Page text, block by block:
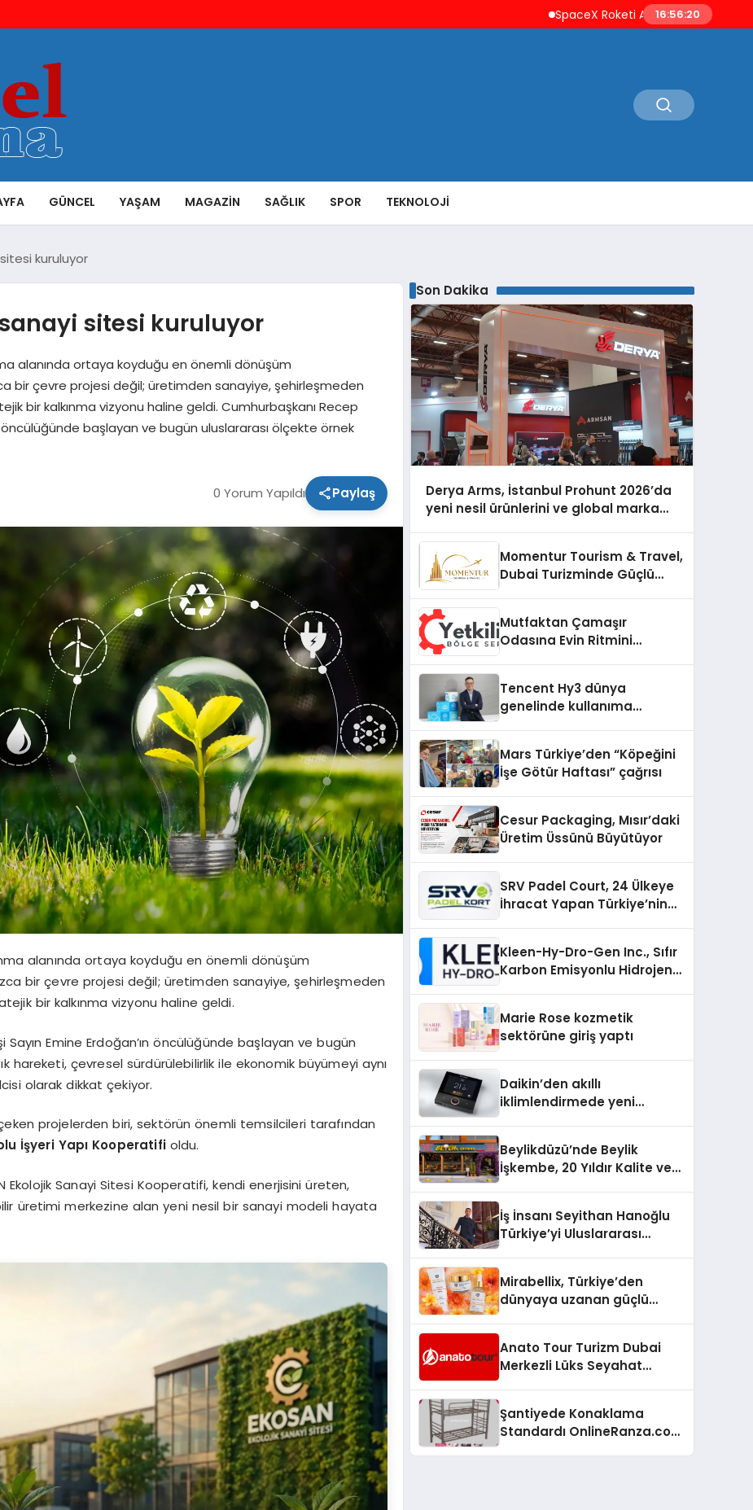
SpaceX Roketi Ay’a Çarptı Uzay Çöpleri
16:56:21
GÜNCEL YAŞAM MAGAZIN SAĞLIK SPOR TEKNOLOJI
kuruluyor
sitesi kuruluyor
alanında ortaya koyduğu en önemli dönüşüm
bir çevre projesi değil; üretimden sanayiye, şehirleşmeden
bir kalkınma vizyonu haline geldi. Cumhurbaşkanı Recep
öncülüğünde başlayan ve bugün uluslararası ölçekte örnek
0 Yorum Yapıldı Paylaş
alanında ortaya koyduğu en önemli dönüşüm
bir çevre projesi değil; üretimden sanayiye, şehirleşmeden
bir kalkınma vizyonu haline geldi.
Sayın Emine Erdoğan’ın öncülüğünde başlayan ve bugün
hareketi, çevresel sürdürülebilirlik ile ekonomik büyümeyi aynı
olarak dikkat çekiyor.
projelerden biri, sektörün önemli temsilcileri tarafından
İşyeri Yapı Kooperatifioldu.
Ekolojik Sanayi Sitesi Kooperatifi, kendi enerjisini üreten,
üretimi merkezine alan yeni nesil bir sanayi modeli hayata
Son Dakika
Derya Arms, İstanbul Prohunt 2026’da
yeni nesil ürünlerini ve global marka
Momentur Tourism & Travel,
Dubai Turizminde Güçlü
Mutfaktan Çamaşır
Odasına Evin Ritmini
Destek Deneyimi
Tencent Hy3 dünya
genelinde kullanıma
Mars Türkiye’den “Köpeğini
İşe Götür Haftası” çağrısı
Cesur Packaging, Mısır’daki
Üretim Üssünü Büyütüyor
SRV Padel Court, 24 Ülkeye
İhracat Yapan Türkiye’nin
Kleen-Hy-Dro-Gen Inc., Sıfır
Karbon Emisyonlu Hidrojen
Aldı
Marie Rose kozmetik
sektörüne giriş yaptı
Daikin’den akıllı
iklimlendirmede yeni
Beylikdüzü’nde Beylik
İşkembe, 20 Yıldır Kalite ve
İş İnsanı Seyithan Hanoğlu
Türkiye’yi Uluslararası
Mirabellix, Türkiye’den
dünyaya uzanan güçlü
Anato Tour Turizm Dubai
Merkezli Lüks Seyahat
Şantiyede Konaklama
Standardı OnlineRanza.com